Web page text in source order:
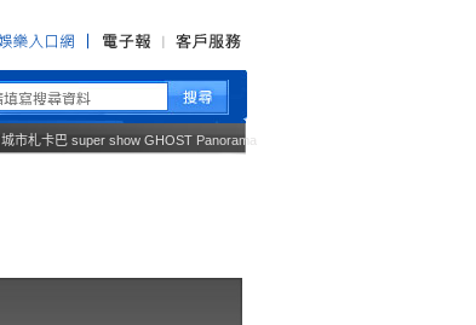
城市札卡巴 super show GHOST Panorama